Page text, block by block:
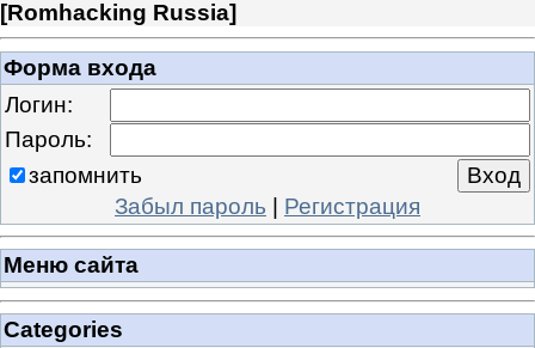
[Romhacking Russia]
Форма входа
Логин:
Пароль:
запомнить
Забыл пароль | Регистрация
Меню сайта
Categories